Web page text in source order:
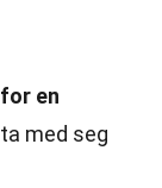
en
med seg